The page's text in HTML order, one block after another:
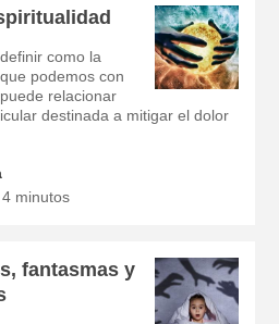
como la
podemos con
relacionar
destinada a mitigar el dolor
minutos
fantasmas y